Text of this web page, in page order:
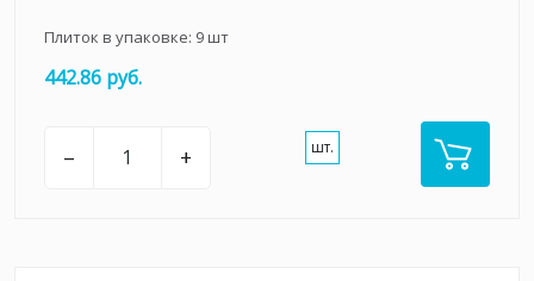
Плиток в упаковке: 9шт
442.86 руб.
– + шт.